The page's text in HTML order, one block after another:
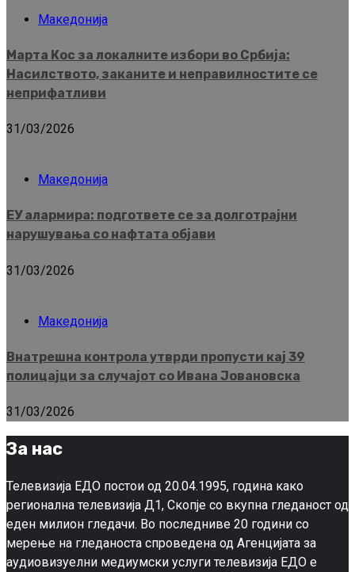
Македонија
Марта Кос за локалните избори во Србија:
Насилството, заканите и неправилностите се
неприфатливи
31/03/2026
Македонија
ЕУ алармира: подгответе се за долготрајни
нарушувања со нафтата објави
31/03/2026
Македонија
Внатрешна контрола утврди пропусти кај 39
полицајци за случајот со Ивана Јовановска
31/03/2026
За нас
Телевизија ЕДО постои од 20.04.1995, година како
регионална телевизија Д1, Скопје со вкупна гледаност од
еден милион гледачи. Во последниве 20 години со
мерење на гледаноста спроведена од Агенцијата за
аудиовизуелни медиумски услуги телевизија ЕДО е